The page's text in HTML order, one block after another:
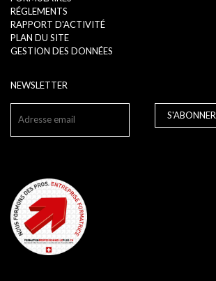
RÉGLEMENTS
RAPPORT D'ACTIVITÉ
PLAN DU SITE
GESTION DES DONNÉES
NEWSLETTER
S'ABONNER